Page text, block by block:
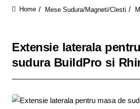
Mese Sudura/Magneti/Clesti
Extensie laterala
sudura BuildPro si